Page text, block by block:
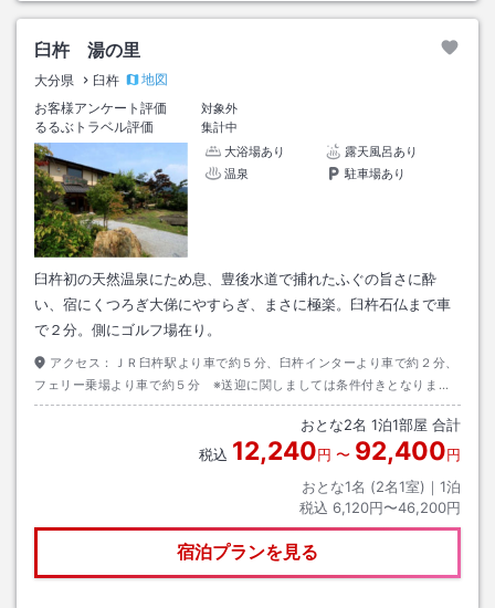
臼杵 湯の里
大分県 臼杵
地図
お客様アンケート評価
対象外
るるぶトラベル評価
集計中
大浴場あり
露天風呂あり
温泉
駐車場あり
臼杵初の天然温泉にため息、豊後水道で捕れたふぐの旨さに酔
い、宿にくつろぎ大俤にやすらぎ、まさに極楽。臼杵石仏まで車
で２分。側にゴルフ場在り。
アクセス：
ＪＲ臼杵駅より車で約５分、臼杵インターより車で約２分、
フェリー乗場より車で約５分 ※送迎に関しましては条件付きとなりま
す。
おとな2名 1泊1部屋 合計
税込 12,240円 〜 92,400円
おとな1名 (2名1室)｜ 1泊
税込 6,120円〜46,200円
宿泊プランを見る